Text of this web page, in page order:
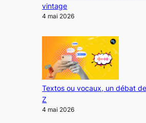
vintage
4 mai 2026
Textos ou vocaux, un débat
Z
4 mai 2026